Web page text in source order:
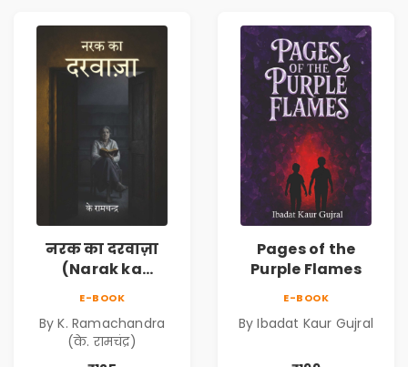
नरक का दरवाज़ा
(Narak ka
E-BOOK
By K. Ramachandra
(के. रामचंद्र)
Pages of the
Purple Flames
E-BOOK
By Ibadat Kaur Gujral